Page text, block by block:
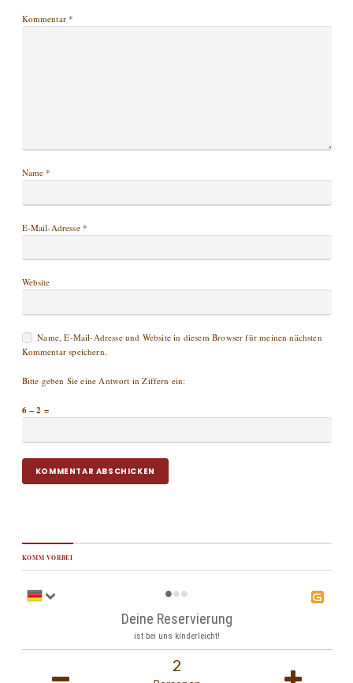
Kommentar*
Name*
E-Mail-Adresse*
Website
Name, E-Mail-Adresse und Website in diesem Browser für meinen nächsten
Kommentar speichern.
Bitte geben Sie eine Antwort in Ziffern ein:
6 − 2 =
KOMM VORBEI